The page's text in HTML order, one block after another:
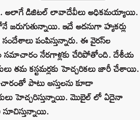
అలాగే డిజిటల్‌ లావాదేవీలు అధికమయ్యాయి.
జరుగుతున్నాయి. ఇదే అదనుగా హ్యకర్లు
పంపిస్తున్నారు. ఈ వైరస్‌ల
సమాచారం నేరగాళ్లకు చేరిపోతోంది. దేశీయ
తమ కస్టమర్లకు హెచ్చరికలు జారీ చేశాయి.
పాటు ఆస్తులను కూడా
హెచ్చరిస్తున్నాయి. మొబైల్ లో ఏదైనా